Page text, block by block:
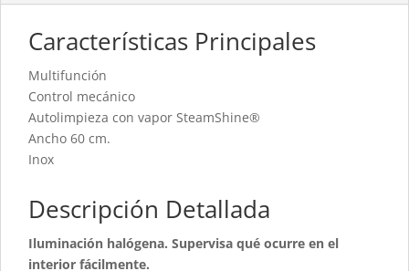
Características Principales
Multifunción
Control mecánico
Autolimpieza con vapor SteamShine®
Ancho 60 cm.
Inox
Descripción Detallada
Iluminación halógena. Supervisa qué ocurre en el
interior fácilmente.